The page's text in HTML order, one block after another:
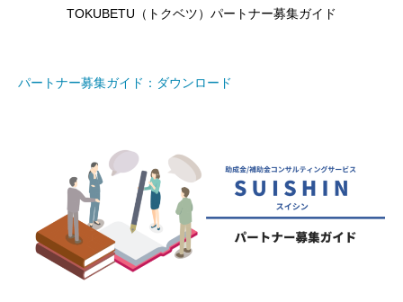
TOKUBETU（トクベツ）パートナー募集ガイド
パートナー募集ガイド：ダウンロード